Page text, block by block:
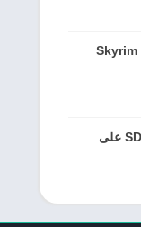
إصلاح مشكلة عدم ظهور بطاقة SD على